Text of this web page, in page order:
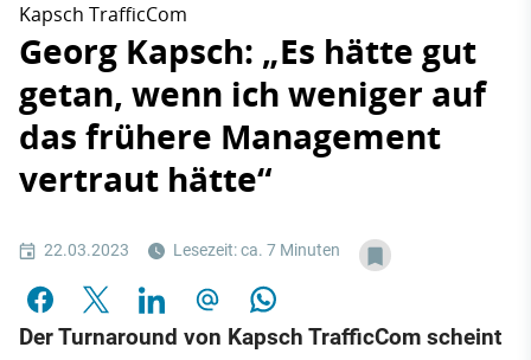
Kapsch TrafficCom
Georg Kapsch: „Es hätte gut
getan, wenn ich weniger auf
das frühere Management
vertraut hätte“
22.03.2023 Lesezeit: ca. 7 Minuten
Der Turnaround von Kapsch TrafficCom scheint